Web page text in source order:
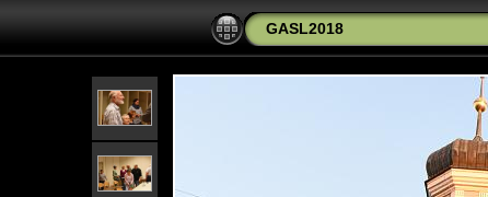
GASL2018